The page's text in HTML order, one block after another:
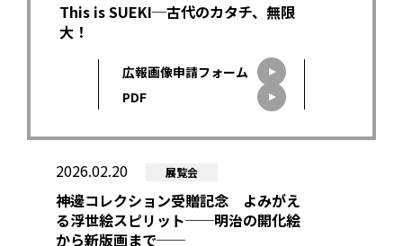
This is SUEKI─古代のカタチ、無限
大！
広報画像申請フォーム
PDF
2026.02.20 展覧会
神邊コレクション受贈記念 よみがえ
る浮世絵スピリット──明治の開化絵
から新版画まで──